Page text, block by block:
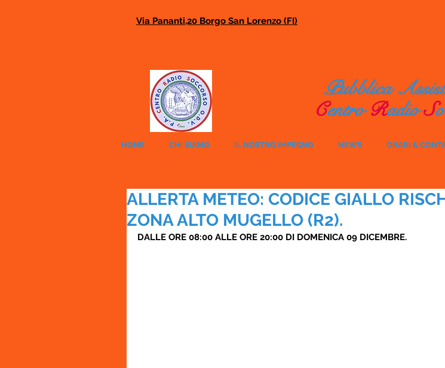
Via Pananti,20 Borgo San Lorenzo (FI)
Pubblica
CentroRadioS
HOME CHI SIAMO IL NOSTRO IMPEGNO NEWS ORARI &
ALLERTA METEO: CODICE GIALLO
ZONA ALTO MUGELLO (R2).
DALLE ORE 08:00 ALLE ORE 20:00 DI DOMENICA 09 DICEMBRE.